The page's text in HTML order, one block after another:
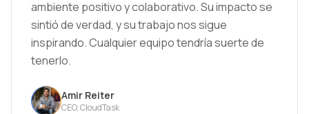
ambiente positivo y colaborativo. Su impacto se
sintió de verdad, y su trabajo nos sigue
inspirando. Cualquier equipo tendría suerte de
tenerlo.
Amir Reiter
CEO, CloudTask